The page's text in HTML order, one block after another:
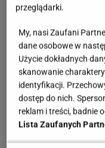
przeglądarki.
My, nasi Zaufani
dane osobowe w
Użycie dokładnych
skanowanie
identyfikacji.
dostęp do nich.
reklam i treści, badnie
Lista Zaufanych